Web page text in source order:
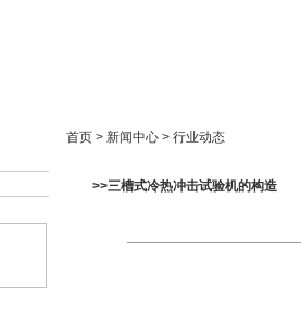
首页 > 新闻中心 > 行业动态
>>三槽式冷热冲击试验机的构造